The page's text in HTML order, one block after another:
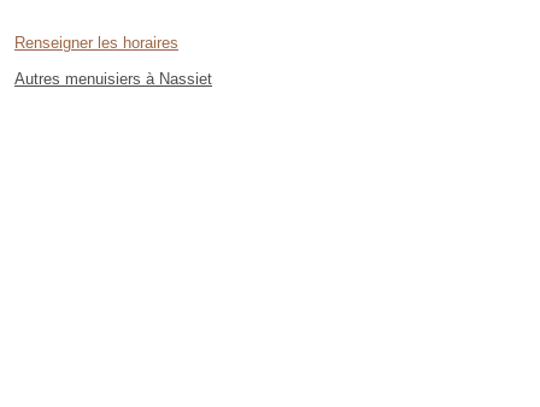
Renseigner les horaires
Autres menuisiers à Nassiet